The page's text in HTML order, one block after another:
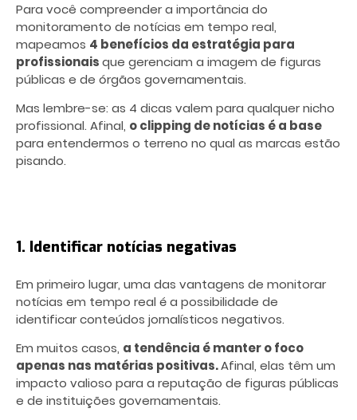
Para você compreender a importância do
monitoramento de notícias em tempo real,
mapeamos 4 benefícios da estratégia para
profissionaisque gerenciam a imagem de figuras
públicas e de órgãos governamentais.
Mas lembre-se: as 4 dicas valem para qualquer nicho
profissional. Afinal, o clipping de notícias é a base
para entendermos o terreno no qual as marcas estão
pisando.
1. Identificar notícias negativas
Em primeiro lugar, uma das vantagens de monitorar
notícias em tempo real é a possibilidade de
identificar conteúdos jornalísticos negativos.
Em muitos casos, a tendência é manter o foco
apenas nas matérias positivas.Afinal, elas têm um
impacto valioso para a reputação de figuras públicas
e de instituições governamentais.